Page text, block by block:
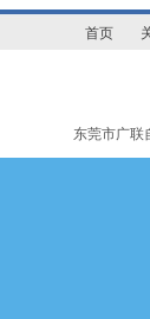
首页
东莞市广联